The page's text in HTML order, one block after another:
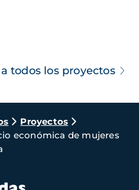
todos los proyectos
Proyectos
económica de mujeres